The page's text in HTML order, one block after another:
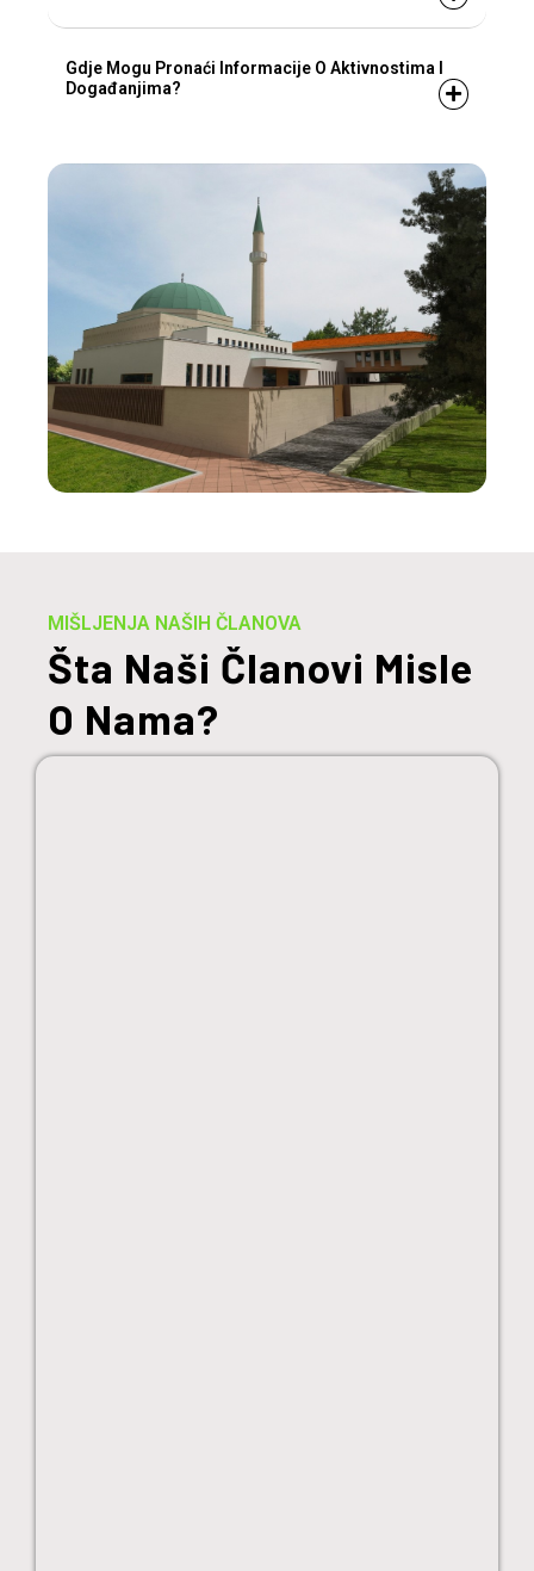
Gdje Mogu Pronaći Informacije O Aktivnostima I
Događanjima?
MIŠLJENJA NAŠIH ČLANOVA
Šta Naši Članovi Misle
O Nama?